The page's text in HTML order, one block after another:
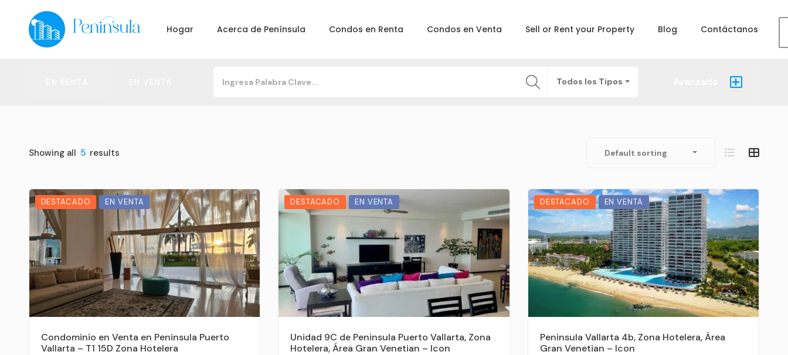
Hogar Acerca de Península Condos en Renta Condos en Venta Sell or Rent your Property Blog Contáctanos
Todos los Tipos
Showing all 5 results Default sorting
DESTACADO EN VENTA
Condominio en Venta en Peninsula Puerto
Vallarta – T1 15D Zona Hotelera
DESTACADO EN VENTA
Unidad 9C de Peninsula Puerto Vallarta, Zona
Hotelera, Área Gran Venetian – Icon
DESTACADO EN VENTA
Peninsula Vallarta 4b, Zona Hotelera, Área
Gran Venetian – Icon